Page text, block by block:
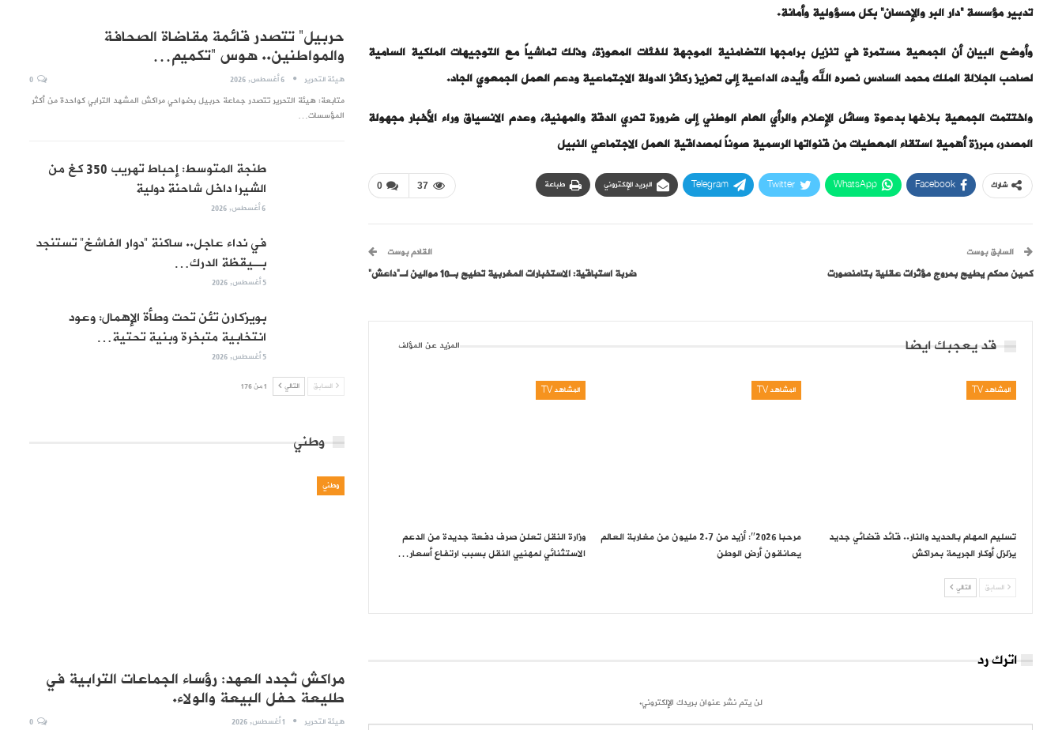
تدبير مؤسسة “دار البر والإحسان” بكل مسؤولية وأمانة.
وأوضح البيان أن الجمعية مستمرة في تنزيل برامجها التضامنية الموجهة للفئات المعوزة، وذلك تماشياً مع التوجيهات الملكية السامية
لصاحب الجلالة الملك محمد السادس نصره الله وأيده، الداعية إلى تعزيز ركائز الدولة الاجتماعية ودعم العمل الجمعوي الجاد.
واختتمت الجمعية بلاغها بدعوة وسائل الإعلام والرأي العام الوطني إلى ضرورة تحري الدقة والمهنية، وعدم الانسياق وراء الأخبار مجهولة
المصدر، مبرزة أهمية استقاء المعطيات من قنواتها الرسمية صوناً لمصداقية العمل الاجتماعي النبيل
0 37 شارك Facebook
WhatsApp
Twitter
Telegram البريد الإلكتروني طباعة
السابق بوست
كمين محكم يطيح بمروج مؤثرات عقلية بتامنصورت
القادم بوست
ضربة استباقية: الاستخبارات المغربية تطيح بـ10 موالين لـ”داعش”
قد يعجبك ايضا المزيد عن المؤلف
المشاهد TV
تسليم المهام بالحديد والنار.. قائد قضائي جديد
يزلزل أوكار الجريمة بمراكش
المشاهد TV
مرحبا 2026″: أزيد من 2.7 مليون من مغاربة العالم
يعانقون أرض الوطن
المشاهد TV
وزارة النقل تعلن صرف دفعة جديدة من الدعم
الاستثنائي لمهنيي النقل بسبب ارتفاع أسعار…
السابق التالي
اترك رد
لن يتم نشر عنوان بريدك الإلكتروني.
حربيل” تتصدر قائمة مقاضاة الصحافة
والمواطنين.. هوس “تكميم…
هيئة التحرير 6 أغسطس, 2026
متابعة: هيئة التحرير تتصدر جماعة حربيل بضواحي مراكش المشهد الترابي كواحدة من أكثر
المؤسسات…
طنجة المتوسط: إحباط تهريب 350 كغ من
الشيرا داخل شاحنة دولية
6 أغسطس, 2026
في نداء عاجل.. ساكنة “دوار الفاشخ” تستنجد
بـيقظة الدرك…
5 أغسطس, 2026
بويزكارن تئن تحت وطأة الإهمال: وعود
انتخابية متبخرة وبنية تحتية…
5 أغسطس, 2026
السابق التالي 1 من 176
وطني
وطني
مراكش تُجدد العهد: رؤساء الجماعات الترابية في
طليعة حفل البيعة والولاء.
هيئة التحرير 1 أغسطس, 2026